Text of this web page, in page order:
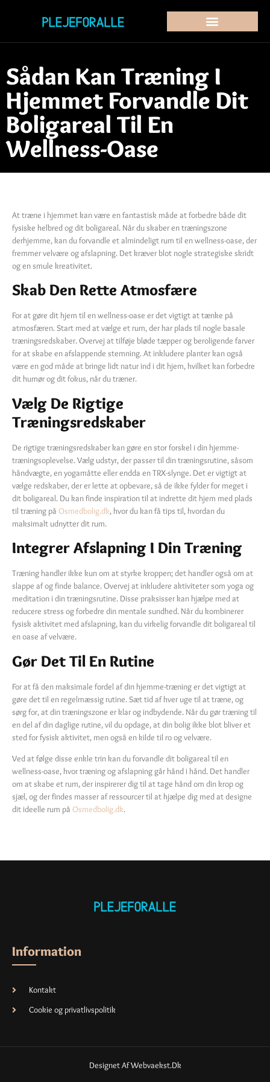
Sådan Kan Træning I
Hjemmet Forvandle Dit
Boligareal Til En
Wellness-Oase
At træne i hjemmet kan være en fantastisk måde at forbedre både dit
fysiske helbred og dit boligareal. Når du skaber en træningszone
derhjemme, kan du forvandle et almindeligt rum til en wellness-oase, der
fremmer velvære og afslapning. Det kræver blot nogle strategiske skridt
og en smule kreativitet.
Skab Den Rette Atmosfære
For at gøre dit hjem til en wellness-oase er det vigtigt at tænke på
atmosfæren. Start med at vælge et rum, der har plads til nogle basale
træningsredskaber. Overvej at tilføje bløde tæpper og beroligende farver
for at skabe en afslappende stemning. At inkludere planter kan også
være en god måde at bringe lidt natur ind i dit hjem, hvilket kan forbedre
dit humør og dit fokus, når du træner.
Vælg De Rigtige
Træningsredskaber
De rigtige træningsredskaber kan gøre en stor forskel i din hjemme-
træningsoplevelse. Vælg udstyr, der passer til din træningsrutine, såsom
håndvægte, en yogamåtte eller endda en TRX-slynge. Det er vigtigt at
vælge redskaber, der er lette at opbevare, så de ikke fylder for meget i
dit boligareal. Du kan finde inspiration til at indrette dit hjem med plads
til træning på Osmedbolig.dk, hvor du kan få tips til, hvordan du
maksimalt udnytter dit rum.
Integrer Afslapning I Din Træning
Træning handler ikke kun om at styrke kroppen; det handler også om at
slappe af og finde balance. Overvej at inkludere aktiviteter som yoga og
meditation i din træningsrutine. Disse praksisser kan hjælpe med at
reducere stress og forbedre din mentale sundhed. Når du kombinerer
fysisk aktivitet med afslapning, kan du virkelig forvandle dit boligareal til
en oase af velvære.
Gør Det Til En Rutine
For at få den maksimale fordel af din hjemme-træning er det vigtigt at
gøre det til en regelmæssig rutine. Sæt tid af hver uge til at træne, og
sørg for, at din træningszone er klar og indbydende. Når du gør træning til
en del af din daglige rutine, vil du opdage, at din bolig ikke blot bliver et
sted for fysisk aktivitet, men også en kilde til ro og velvære.
Ved at følge disse enkle trin kan du forvandle dit boligareal til en
wellness-oase, hvor træning og afslapning går hånd i hånd. Det handler
om at skabe et rum, der inspirerer dig til at tage hånd om din krop og
sjæl, og der findes masser af ressourcer til at hjælpe dig med at designe
dit ideelle rum på Osmedbolig.dk.
Information
Kontakt
Cookie og privatlivspolitik
Designet Af Webvaekst.dk